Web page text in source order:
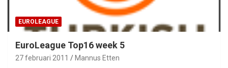
EUROLEAGUE
EuroLeague Top16 week 5
27 februari 2011 Mannus Etten